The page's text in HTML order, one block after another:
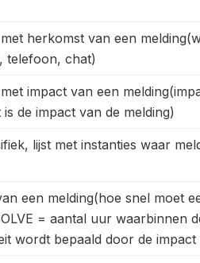
herkomst van een
telefoon, chat)
impact van een
de impact van de melding)
lijst met instanties waar
een melding(hoe snel moet
= aantal uur waarbinnen
wordt bepaald door de